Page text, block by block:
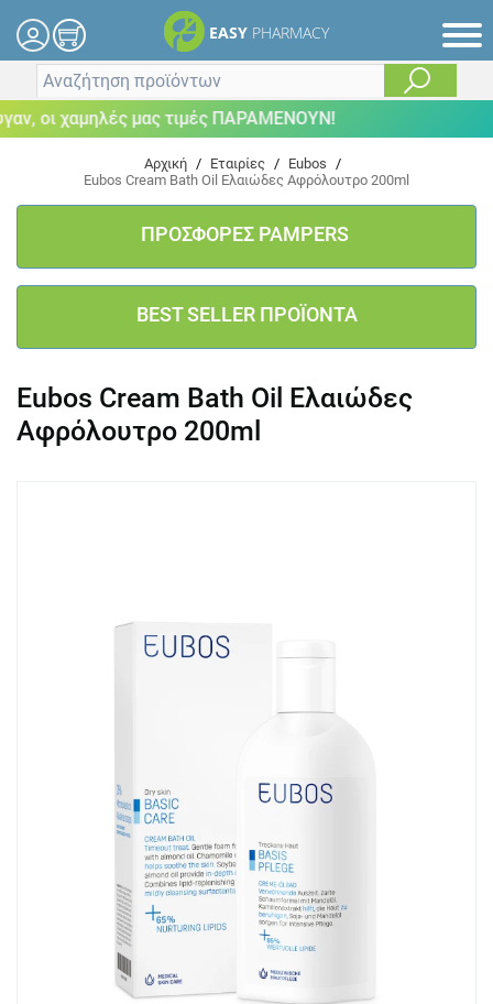
EASY PHARMACY
οι χαμηλές μας τιμές ΠΑΡΑΜΕΝΟΥΝ!
Αρχική / Εταιρίες / Eubos /
Eubos Cream Bath Oil Ελαιώδες Αφρόλουτρο 200ml
ΠΡΟΣΦΟΡΕΣ PAMPERS
BEST SELLER ΠΡΟΪΟΝΤΑ
Eubos Cream Bath Oil Ελαιώδες
Αφρόλουτρο 200ml